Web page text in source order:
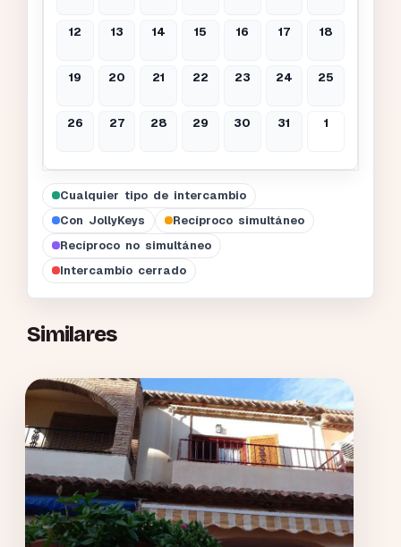
12 13 14 15 16 17 18
19 20 21 22 23 24 25
26 27 28 29 30 31 1
Cualquier tipo de intercambio
Con JollyKeys
Recíproco simultáneo
Recíproco no simultáneo
Intercambio cerrado
Similares